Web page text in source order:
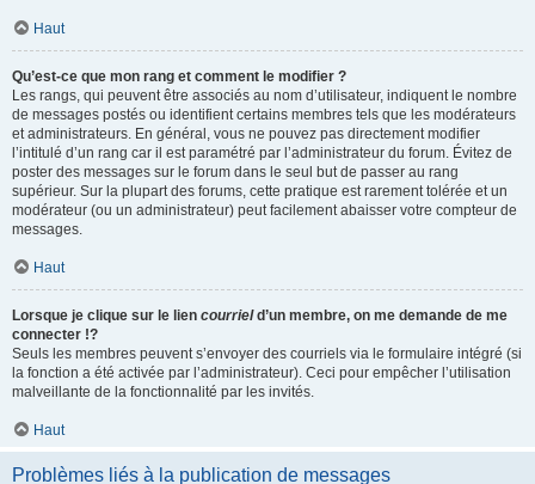
Haut
Qu’est-ce que mon rang et comment le modifier ?
Les rangs, qui peuvent être associés au nom d’utilisateur, indiquent le nombre
de messages postés ou identifient certains membres tels que les modérateurs
et administrateurs. En général, vous ne pouvez pas directement modifier
l’intitulé d’un rang car il est paramétré par l’administrateur du forum. Évitez de
poster des messages sur le forum dans le seul but de passer au rang
supérieur. Sur la plupart des forums, cette pratique est rarement tolérée et un
modérateur (ou un administrateur) peut facilement abaisser votre compteur de
messages.
Haut
Lorsque je clique sur le lien courrield’un membre, on me demande de me
connecter !?
Seuls les membres peuvent s’envoyer des courriels via le formulaire intégré (si
la fonction a été activée par l’administrateur). Ceci pour empêcher l’utilisation
malveillante de la fonctionnalité par les invités.
Haut
Problèmes liés à la publication de messages